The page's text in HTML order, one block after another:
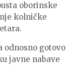
oborinske
kolničke
odnosno gotovo
javne nabave